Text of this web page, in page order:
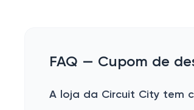
Countertop Microwaves
Vlogging Kits
FAQ — Cupom de
A loja da Circuit City tem